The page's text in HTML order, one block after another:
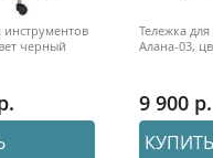
инструментов
черный
Тележка для
Алана-03,
9 900
КУПИТЬ